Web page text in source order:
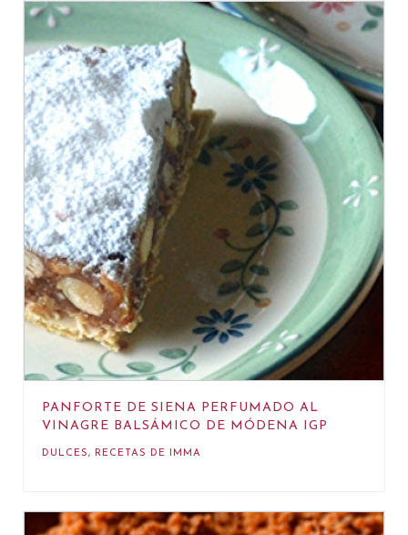
PANFORTE DE SIENA PERFUMADO AL
VINAGRE BALSÁMICO DE MÓDENA IGP
DULCES, RECETAS DE IMMA